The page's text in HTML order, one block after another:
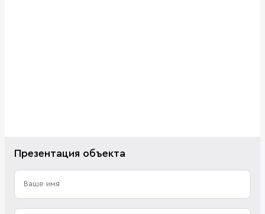
Презентация объекта